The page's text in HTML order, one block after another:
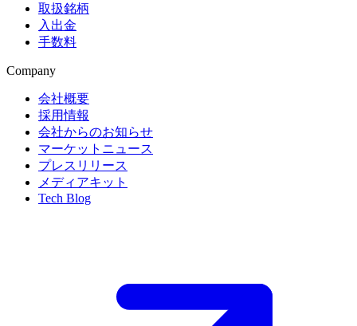
取扱銘柄
入出金
手数料
Company
会社概要
採用情報
会社からのお知らせ
マーケットニュース
プレスリリース
メディアキット
Tech Blog